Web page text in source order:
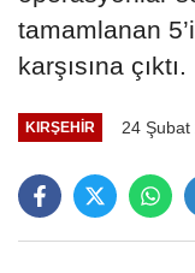
tamamlanan
karşısına çıktı.
KIRŞEHIR 24